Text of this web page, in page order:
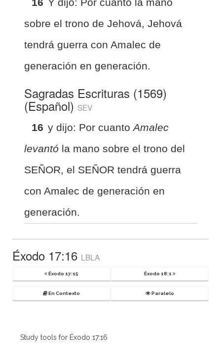
sobre el trono de Jehová, Jehová
tendrá guerra con Amalec de
generación en generación.
Sagradas Escrituras (1569)
(Español) SEV
16 y dijo: Por cuantoAmalec
levantó la mano sobre el trono del
SEÑOR, el SEÑOR tendrá guerra
con Amalec de generación en
generación.
Éxodo 17:16 LBLA
Éxodo 17:15 Éxodo 18:1
En Contexto Paralelo
Study tools for Éxodo 17:16